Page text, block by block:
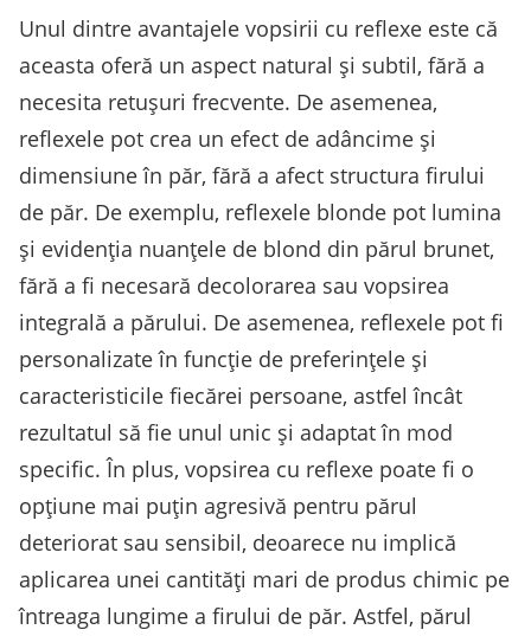
Unul dintre avantajele vopsirii cu reflexe este că
aceasta oferă un aspect natural și subtil, fără a
necesita retușuri frecvente. De asemenea,
reflexele pot crea un efect de adâncime și
dimensiune în păr, fără a afect structura firului
de păr. De exemplu, reflexele blonde pot lumina
și evidenția nuanțele de blond din părul brunet,
fără a fi necesară decolorarea sau vopsirea
integrală a părului. De asemenea, reflexele pot fi
personalizate în funcție de preferințele și
caracteristicile fiecărei persoane, astfel încât
rezultatul să fie unul unic și adaptat în mod
specific. În plus, vopsirea cu reflexe poate fi o
opțiune mai puțin agresivă pentru părul
deteriorat sau sensibil, deoarece nu implică
aplicarea unei cantități mari de produs chimic pe
întreaga lungime a firului de păr. Astfel, părul